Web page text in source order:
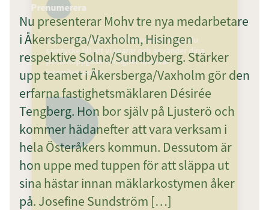
Nu presenterar Mohv tre nya medarbetare
i Åkersberga/Vaxholm, Hisingen
respektive Solna/Sundbyberg. Stärker
upp teamet i Åkersberga/Vaxholm gör den
erfarna fastighetsmäklaren Désirée
Tengberg. Hon bor själv på Ljusterö och
kommer hädanefter att vara verksam i
hela Österåkers kommun. Dessutom är
hon uppe med tuppen för att släppa ut
sina hästar innan mäklarkostymen åker
på. Josefine Sundström […]
Prenumerera
Genom att klicka på "Prenumerera" ger du
samtycke till att vi sparar och använder dina
personuppgifter i enlighet med vår
integritetspolicy.